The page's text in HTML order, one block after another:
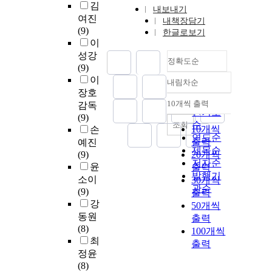
김
여진
(9)
이
성강
(9)
이
장호
감독
(9)
손
예진
(9)
윤
소이
(9)
강
동원
(8)
최
정윤
(8)
내보내기
내책장담기
한글로보기
정확도순
정확도
순
인기도
순
연도순
제목순
저자순
발행기
관순
내림차순
내림차순
10개씩 출력
10개씩
출력
20개씩
출력
30개씩
출력
50개씩
출력
100개씩
출력
조회